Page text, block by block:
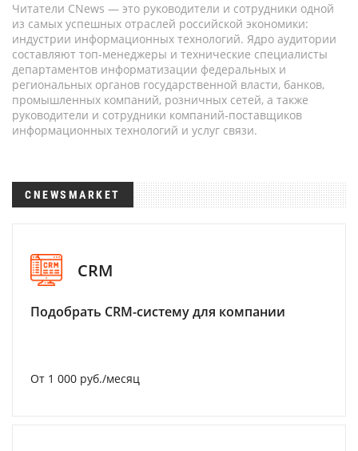
Читатели CNews — это руководители и сотрудники одной
из самых успешных отраслей российской экономики:
индустрии информационных технологий. Ядро аудитории
составляют топ-менеджеры и технические специалисты
департаментов информатизации федеральных и
региональных органов государственной власти, банков,
промышленных компаний, розничных сетей, а также
руководители и сотрудники компаний-поставщиков
информационных технологий и услуг связи.
CNEWSMARKET
CRM
Подобрать CRM-систему для компании
От 1 000 руб./месяц